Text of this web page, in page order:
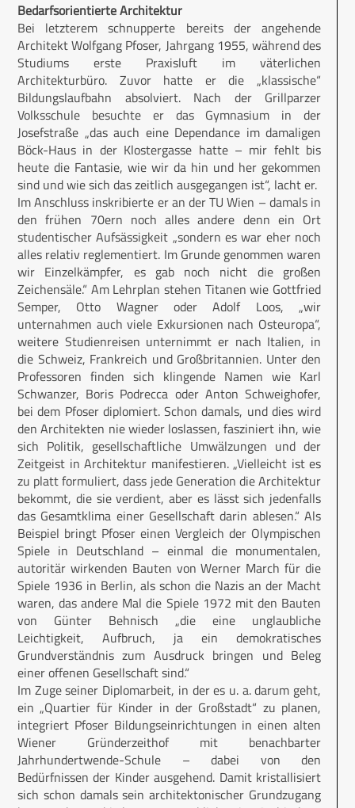
Bedarfsorientierte Architektur
Bei letzterem schnupperte bereits der angehende
Architekt Wolfgang Pfoser, Jahrgang 1955, während des
Studiums erste Praxisluft im väterlichen
Architekturbüro. Zuvor hatte er die „klassische“
Bildungslaufbahn absolviert. Nach der Grillparzer
Volksschule besuchte er das Gymnasium in der
Josefstraße „das auch eine Dependance im damaligen
Böck-Haus in der Klostergasse hatte – mir fehlt bis
heute die Fantasie, wie wir da hin und her gekommen
sind und wie sich das zeitlich ausgegangen ist“, lacht er.
Im Anschluss inskribierte er an der TU Wien – damals in
den frühen 70ern noch alles andere denn ein Ort
studentischer Aufsässigkeit „sondern es war eher noch
alles relativ reglementiert. Im Grunde genommen waren
wir Einzelkämpfer, es gab noch nicht die großen
Zeichensäle.“ Am Lehrplan stehen Titanen wie Gottfried
Semper, Otto Wagner oder Adolf Loos, „wir
unternahmen auch viele Exkursionen nach Osteuropa“,
weitere Studienreisen unternimmt er nach Italien, in
die Schweiz, Frankreich und Großbritannien. Unter den
Professoren finden sich klingende Namen wie Karl
Schwanzer, Boris Podrecca oder Anton Schweighofer,
bei dem Pfoser diplomiert. Schon damals, und dies wird
den Architekten nie wieder loslassen, fasziniert ihn, wie
sich Politik, gesellschaftliche Umwälzungen und der
Zeitgeist in Architektur manifestieren. „Vielleicht ist es
zu platt formuliert, dass jede Generation die Architektur
bekommt, die sie verdient, aber es lässt sich jedenfalls
das Gesamtklima einer Gesellschaft darin ablesen.“ Als
Beispiel bringt Pfoser einen Vergleich der Olympischen
Spiele in Deutschland – einmal die monumentalen,
autoritär wirkenden Bauten von Werner March für die
Spiele 1936 in Berlin, als schon die Nazis an der Macht
waren, das andere Mal die Spiele 1972 mit den Bauten
von Günter Behnisch „die eine unglaubliche
Leichtigkeit, Aufbruch, ja ein demokratisches
Grundverständnis zum Ausdruck bringen und Beleg
einer offenen Gesellschaft sind.“
Im Zuge seiner Diplomarbeit, in der es u. a. darum geht,
ein „Quartier für Kinder in der Großstadt“ zu planen,
integriert Pfoser Bildungseinrichtungen in einen alten
Wiener Gründerzeithof mit benachbarter
Jahrhundertwende-Schule – dabei von den
Bedürfnissen der Kinder ausgehend. Damit kristallisiert
sich schon damals sein architektonischer Grundzugang